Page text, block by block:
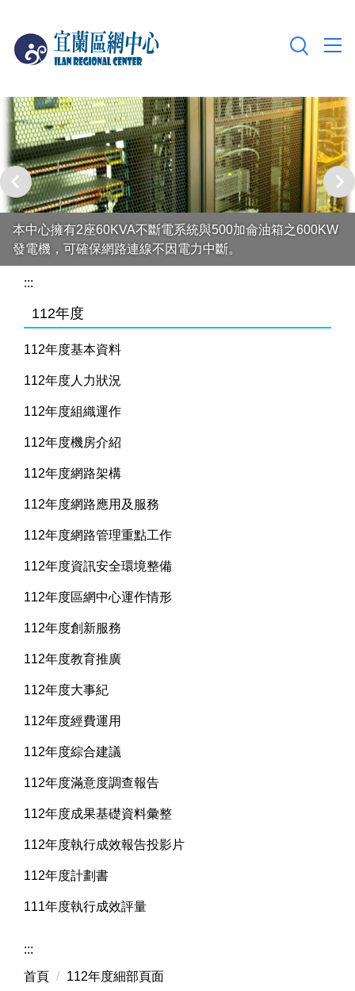
主
容
區
本中心擁有2座60KVA不斷電系統與500加侖油箱之600KW
發電機，可確保網路連線不因電力中斷。
:::
112年度
112年度基本資料
112年度人力狀況
112年度組織運作
112年度機房介紹
112年度網路架構
112年度網路應用及服務
112年度網路管理重點工作
112年度資訊安全環境整備
112年度區網中心運作情形
112年度創新服務
112年度教育推廣
112年度大事紀
112年度經費運用
112年度綜合建議
112年度滿意度調查報告
112年度成果基礎資料彙整
112年度執行成效報告投影片
112年度計劃書
111年度執行成效評量
:::
首頁
112年度細部頁面